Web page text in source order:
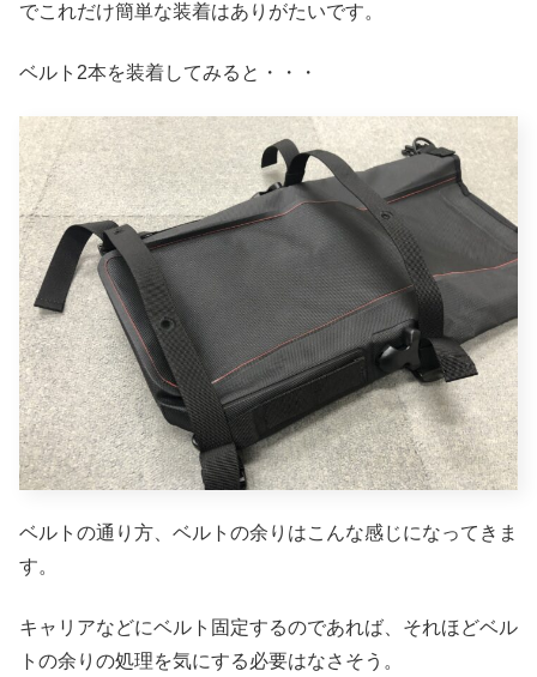
でこれだけ簡単な装着はありがたいです。
ベルト2本を装着してみると・・・
ベルトの通り方、ベルトの余りはこんな感じになってきま
す。
キャリアなどにベルト固定するのであれば、それほどベル
トの余りの処理を気にする必要はなさそう。